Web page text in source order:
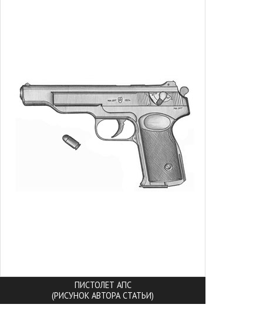
ПИСТОЛЕТ АПС
(РИСУНОК АВТОРА СТАТЬИ)